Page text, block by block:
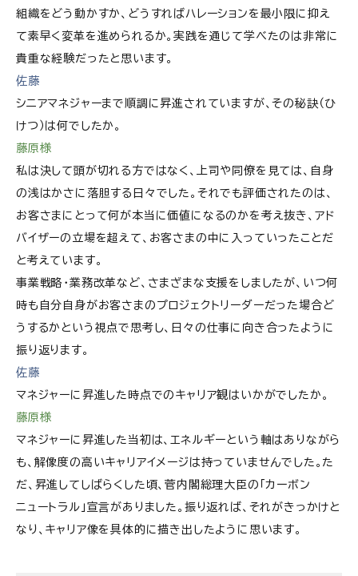
組織をどう動かすか、どうすればハレーションを最小限に抑え
て素早く変革を進められるか。実践を通じて学べたのは非常に
貴重な経験だったと思います。
佐藤
シニアマネジャーまで順調に昇進されていますが、その秘訣（ひ
けつ）は何でしたか。
藤原様
私は決して頭が切れる方ではなく、上司や同僚を見ては、自身
の浅はかさに落胆する日々でした。それでも評価されたのは、
お客さまにとって何が本当に価値になるのかを考え抜き、アド
バイザーの立場を超えて、お客さまの中に入っていったことだ
と考えています。
事業戦略・業務改革など、さまざまな支援をしましたが、いつ何
時も自分自身がお客さまのプロジェクトリーダーだった場合ど
うするかという視点で思考し、日々の仕事に向き合ったように
振り返ります。
佐藤
マネジャーに昇進した時点でのキャリア観はいかがでしたか。
藤原様
マネジャーに昇進した当初は、エネルギーという軸はありながら
も、解像度の高いキャリアイメージは持っていませんでした。た
だ、昇進してしばらくした頃、菅内閣総理大臣の「カーボン
ニュートラル」宣言がありました。振り返れば、それがきっかけと
なり、キャリア像を具体的に描き出したように思います。